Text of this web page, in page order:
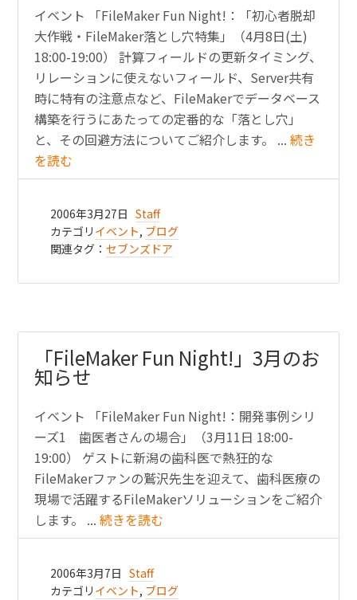
イベント 「FileMaker Fun Night!：「初心者脱却
大作戦・FileMaker落とし穴特集」（4月8日(土)
18:00-19:00） 計算フィールドの更新タイミング、
リレーションに使えないフィールド、Server共有
時に特有の注意点など、FileMakerでデータベース
構築を行うにあたっての定番的な「落とし穴」
と、その回避方法についてご紹介します。 ...続き
を読む
2006年3月27日 Staff
カテゴリ イベント, ブログ
関連タグ：セブンズドア
「FileMaker Fun Night!」3月のお
知らせ
イベント 「FileMaker Fun Night!：開発事例シリ
ーズ1 歯医者さんの場合」（3月11日 18:00-
19:00） ゲストに新潟の歯科医で熱狂的な
FileMakerファンの鷲沢先生を迎えて、歯科医療の
現場で活躍するFileMakerソリューションをご紹介
します。 ...続きを読む
2006年3月7日 Staff
カテゴリ イベント, ブログ